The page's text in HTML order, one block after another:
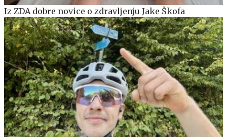
Iz ZDA dobre novice o zdravljenju Jake Škofa